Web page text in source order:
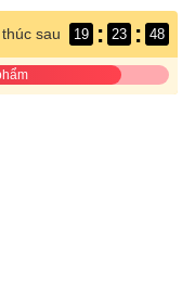
sau 19 : 23 : 47